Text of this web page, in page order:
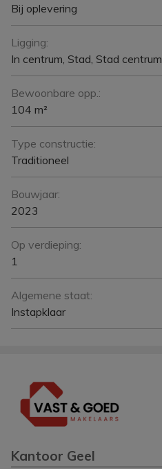
Bij oplevering
Ligging:
In centrum, Stad, Stad centrum
Bewoonbare opp.:
104 m²
Type constructie:
Traditioneel
Bouwjaar:
2023
Op verdieping:
1
Algemene staat:
Instapklaar
Kantoor Geel